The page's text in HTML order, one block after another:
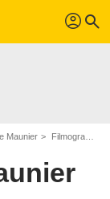
profil search
Maunier Filmographie Jean-Baptiste Maunier